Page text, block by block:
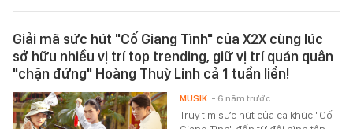
Giải mã sức hút "Cố Giang Tình" của X2X cùng lúc
sở hữu nhiều vị trí top trending, giữ vị trí quán quân
"chặn đứng" Hoàng Thuỳ Linh cả 1 tuần liền!
Truy tìm sức hút của ca khúc "Cố
MUSIK - 6 năm trước